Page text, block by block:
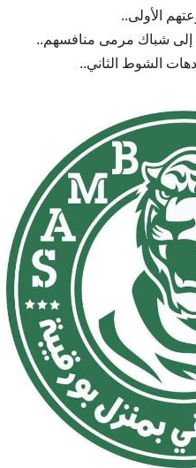
الأولى..
إلى شباك مرمى منافسهم..
الشوط الثاني..